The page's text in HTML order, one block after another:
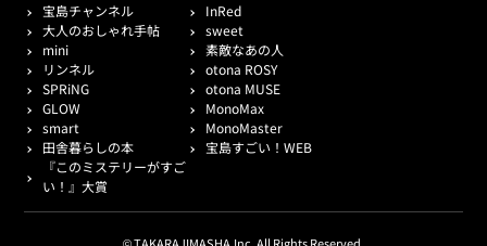
宝島チャンネル
InRed
大人のおしゃれ手帖
sweet
mini
素敵なあの人
リンネル
otona ROSY
SPRiNG
otona MUSE
GLOW
MonoMax
smart
MonoMaster
田舎暮らしの本
宝島すごい！WEB
『このミステリーがすご
い！』大賞